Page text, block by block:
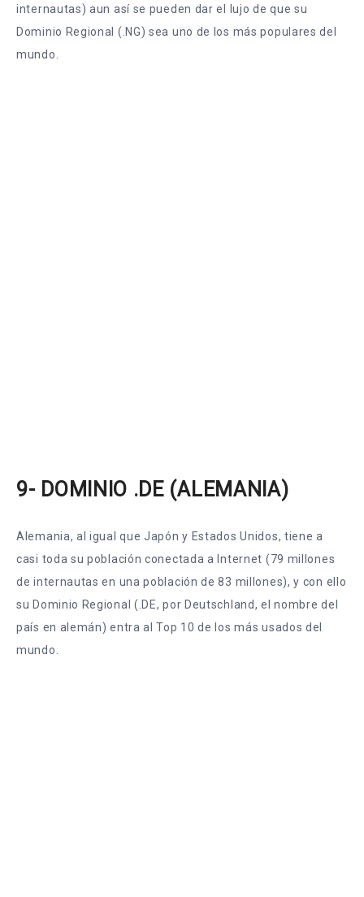
internautas) aun así se pueden dar el lujo de que su
Dominio Regional (.NG) sea uno de los más populares del
mundo.
9- DOMINIO .DE (ALEMANIA)
Alemania, al igual que Japón y Estados Unidos, tiene a
casi toda su población conectada a Internet (79 millones
de internautas en una población de 83 millones), y con ello
su Dominio Regional (.DE, por Deutschland, el nombre del
país en alemán) entra al Top 10 de los más usados del
mundo.